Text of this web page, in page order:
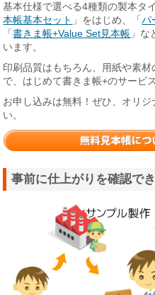
基本仕様で選べる4種類の製本タ
本帳基本セット 」をはじめ、「パ
「書きま帳+Value Set見本帳 」
います。
印刷品質はもちろん、用紙や素
で、はじめて書きま帳+のサービ
お申し込みは無料！ぜひ、オリ
い。
事前に仕上がりを確認で